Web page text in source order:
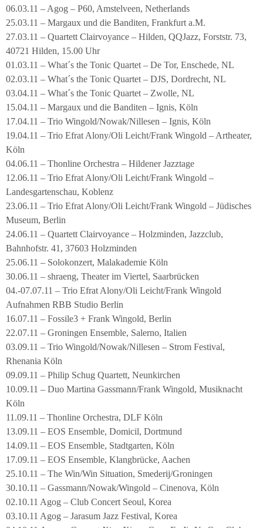
06.03.11 – Agog – P60, Amstelveen, Netherlands
25.03.11 – Margaux und die Banditen, Frankfurt a.M.
27.03.11 – Quartett Clairvoyance – Hilden, QQJazz, Forststr. 73,
40721 Hilden, 15.00 Uhr
01.03.11 – What´s the Tonic Quartet – De Tor, Enschede, NL
02.03.11 – What´s the Tonic Quartet – DJS, Dordrecht, NL
03.04.11 – What´s the Tonic Quartet – Zwolle, NL
15.04.11 – Margaux und die Banditen – Ignis, Köln
17.04.11 – Trio Wingold/Nowak/Nillesen – Ignis, Köln
19.04.11 – Trio Efrat Alony/Oli Leicht/Frank Wingold – Artheater,
Köln
04.06.11 – Thonline Orchestra – Hildener Jazztage
12.06.11 – Trio Efrat Alony/Oli Leicht/Frank Wingold –
Landesgartenschau, Koblenz
23.06.11 – Trio Efrat Alony/Oli Leicht/Frank Wingold – Jüdisches
Museum, Berlin
24.06.11 – Quartett Clairvoyance – Holzminden, Jazzclub,
Bahnhofstr. 41, 37603 Holzminden
25.06.11 – Solokonzert, Malakademie Köln
30.06.11 – shraeng, Theater im Viertel, Saarbrücken
04.-07.07.11 – Trio Efrat Alony/Oli Leicht/Frank Wingold
Aufnahmen RBB Studio Berlin
16.07.11 – Fossile3 + Frank Wingold, Berlin
22.07.11 – Groningen Ensemble, Salerno, Italien
03.09.11 – Trio Wingold/Nowak/Nillesen – Strom Festival,
Rhenania Köln
09.09.11 – Philip Schug Quartett, Neunkirchen
10.09.11 – Duo Martina Gassmann/Frank Wingold, Musiknacht
Köln
11.09.11 – Thonline Orchestra, DLF Köln
13.09.11 – EOS Ensemble, Domicil, Dortmund
14.09.11 – EOS Ensemble, Stadtgarten, Köln
17.09.11 – EOS Ensemble, Klangbrücke, Aachen
25.10.11 – The Win/Win Situation, Smederij/Groningen
30.10.11 – Gassmann/Nowak/Wingold – Cinenova, Köln
02.10.11 Agog – Club Concert Seoul, Korea
03.10.11 Agog – Jarasum Jazz Festival, Korea